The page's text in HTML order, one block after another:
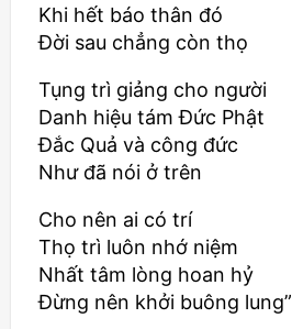
Khi hết báo thân đó
Đời sau chẳng còn thọ
Tụng trì giảng cho người
Danh hiệu tám Đức Phật
Đắc Quả và công đức
Như đã nói ở trên
Cho nên ai có trí
Thọ trì luôn nhớ niệm
Nhất tâm lòng hoan hỷ
Đừng nên khởi buông lung”